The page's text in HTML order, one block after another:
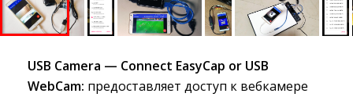
USB Camera — Connect EasyCap or USB
WebCam: предоставляет доступ к вебкамере